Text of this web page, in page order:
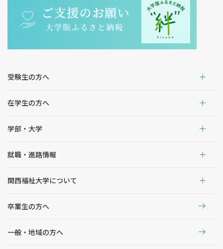
受験生の方へ
在学生の方へ
学部・大学
就職・進路情報
関西福祉大学について
卒業生の方へ
一般・地域の方へ